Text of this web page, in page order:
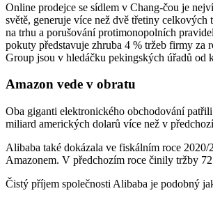
Online prodejce se sídlem v Chang-čou je
světě, generuje více než dvě třetiny
na trhu a porušování protimonopolních
pokuty představuje zhruba 4 % tržeb firmy za
Group jsou v hledáčku pekingských úřadů od
Amazon vede v obratu
Oba giganti elektronického obchodování
miliard amerických dolarů více než v
Alibaba také dokázala ve fiskálním roce
Amazonem. V předchozím roce činily tržby
Čistý příjem společnosti Alibaba je podobný